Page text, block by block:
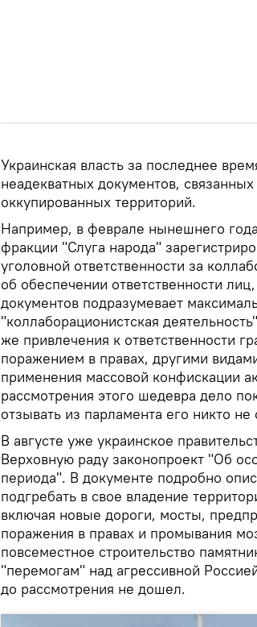
Украинская власть за последнее
неадекватных документов,
оккупированных территорий.
Например, в феврале нынешнего
фракции "Слуга народа"
уголовной ответственности за
об обеспечении ответственности
документов подразумевает
"коллаборационистская
же привлечения к ответственности
поражением в правах, другими
применения массовой конфискации
рассмотрения этого шедевра дело
отзывать из парламента его никто не
В августе уже украинское
Верховную раду законопроект "Об
периода". В документе подробно
подгребать в свое владение
включая новые дороги, мосты,
поражения в правах и промывания
повсеместное строительство
"перемогам" над агрессивной
до рассмотрения не дошел.